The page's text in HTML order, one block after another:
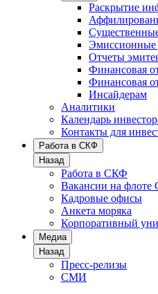
Раскрытие
Эмиссионные
Отчеты
Финансовая
Финансовая
Инсайдерам
Аналитики
Календарь
Контакты для
Работа в СКФ
Назад
Работа в СКФ
Вакансии на
Кадровые офисы
Анкета моряка
Корпоративный
Медиа
Назад
Пресс-релизы
СМИ